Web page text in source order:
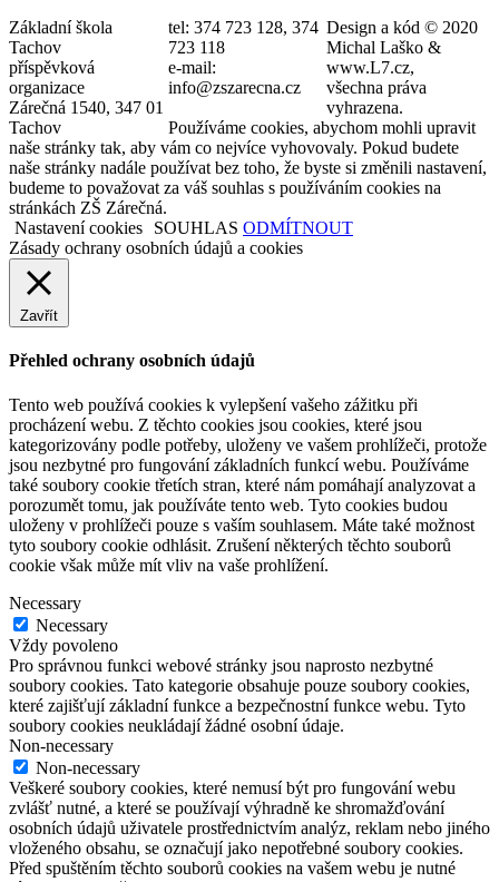
Základní škola
Tachov
příspěvková
organizace
Zárečná 1540, 347 01
Tachov
tel: 374 723 128, 374
723 118
e-mail:
info@zszarecna.cz
Design a kód © 2020
Michal Laško &
www.L7.cz,
všechna práva
vyhrazena.
Používáme cookies, abychom mohli upravit
naše stránky tak, aby vám co nejvíce vyhovovaly. Pokud budete
naše stránky nadále používat bez toho, že byste si změnili nastavení,
budeme to považovat za váš souhlas s používáním cookies na
stránkách ZŠ Zárečná.
Nastavení cookies
SOUHLAS ODMÍTNOUT
Zásady ochrany osobních údajů a cookies
Zavřít
Přehled ochrany osobních údajů
Tento web používá cookies k vylepšení vašeho zážitku při
procházení webu. Z těchto cookies jsou cookies, které jsou
kategorizovány podle potřeby, uloženy ve vašem prohlížeči, protože
jsou nezbytné pro fungování základních funkcí webu. Používáme
také soubory cookie třetích stran, které nám pomáhají analyzovat a
porozumět tomu, jak používáte tento web. Tyto cookies budou
uloženy v prohlížeči pouze s vaším souhlasem. Máte také možnost
tyto soubory cookie odhlásit. Zrušení některých těchto souborů
cookie však může mít vliv na vaše prohlížení.
Necessary
Necessary
Vždy povoleno
Pro správnou funkci webové stránky jsou naprosto nezbytné
soubory cookies. Tato kategorie obsahuje pouze soubory cookies,
které zajišťují základní funkce a bezpečnostní funkce webu. Tyto
soubory cookies neukládají žádné osobní údaje.
Non-necessary
Non-necessary
Veškeré soubory cookies, které nemusí být pro fungování webu
zvlášť nutné, a které se používají výhradně ke shromažďování
osobních údajů uživatele prostřednictvím analýz, reklam nebo jiného
vloženého obsahu, se označují jako nepotřebné soubory cookies.
Před spuštěním těchto souborů cookies na vašem webu je nutné